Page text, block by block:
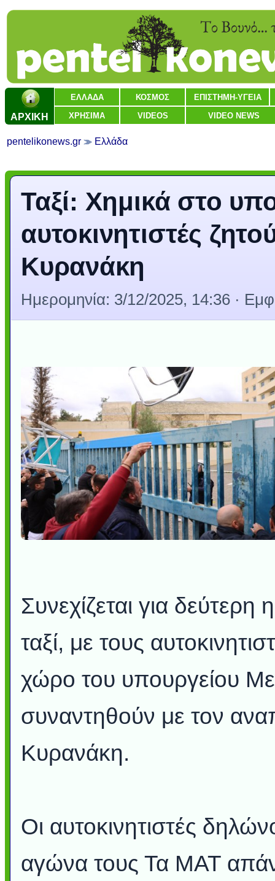
ΑΡΧΙΚΗ
ΕΛΛΑΔΑ ΚΟΣΜΟΣ ΕΠΙΣΤΗΜΗ-ΥΓΕΙΑ
ΧΡΗΣΙΜΑ VIDEOS VIDEO NEWS
pentelikonews.gr Ελλάδα
Ταξί: Χημικά στο
αυτοκινητιστές
Κυρανάκη
Ημερομηνία: 3/12/2025, 14:36 ·
Συνεχίζεται για
ταξί, με τους
χώρο του υπουργείου
συναντηθούν με τον
Κυρανάκη.
Οι αυτοκινητιστές
αγώνα τους Τα ΜΑΤ